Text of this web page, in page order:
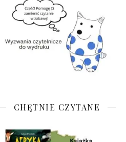
CHĘTNIE CZYTANE